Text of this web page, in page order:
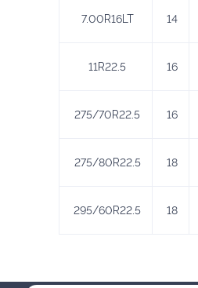
7.00R16LT 14
11R22.5 16
275/70R22.5 16
275/80R22.5 18
295/60R22.5 18